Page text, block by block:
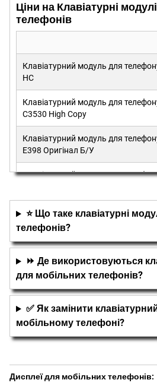
Ціни на Клавіатурні
телефонів
Клавіатурний модуль для
HC
Клавіатурний модуль для
C3530 High Copy
Клавіатурний модуль для
E398 Оригінал Б/У
Клавіатурний модуль для
⭐ Що таке клавіатурні
телефонів?
⏩ Де використовуються
для мобільних телефонів?
✅ Як замінити
мобільному телефоні?
Дисплеї для мобільних телефонів: